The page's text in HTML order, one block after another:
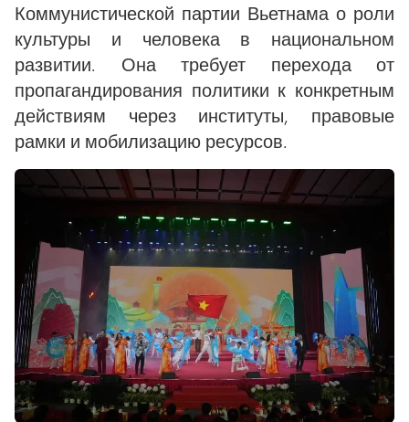
Коммунистической партии Вьетнама о роли
культуры и человека в национальном
развитии. Она требует перехода от
пропагандирования политики к конкретным
действиям через институты, правовые
рамки и мобилизацию ресурсов.